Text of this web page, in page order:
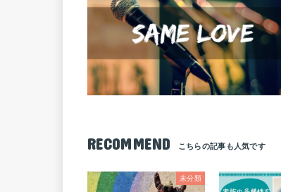
RECOMMEND
未分類